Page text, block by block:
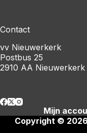
Contact
vv Nieuwerkerk
Postbus 25
2910 AA
Mijn
Copyright ©